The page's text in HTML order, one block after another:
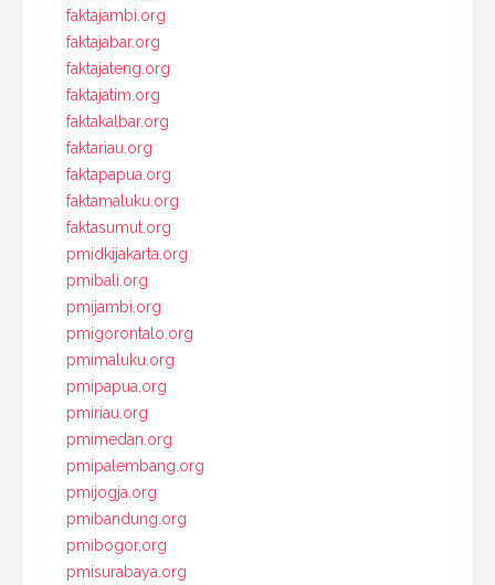
faktajambi.org
faktajabar.org
faktajateng.org
faktajatim.org
faktakalbar.org
faktariau.org
faktapapua.org
faktamaluku.org
faktasumut.org
pmidkijakarta.org
pmibali.org
pmijambi.org
pmigorontalo.org
pmimaluku.org
pmipapua.org
pmiriau.org
pmimedan.org
pmipalembang.org
pmijogja.org
pmibandung.org
pmibogor.org
pmisurabaya.org